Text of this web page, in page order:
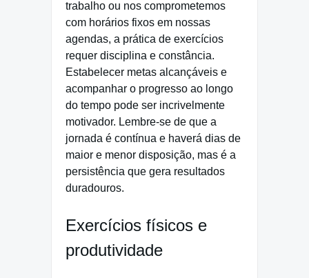
trabalho ou nos comprometemos
com horários fixos em nossas
agendas, a prática de exercícios
requer disciplina e constância.
Estabelecer metas alcançáveis e
acompanhar o progresso ao longo
do tempo pode ser incrivelmente
motivador. Lembre-se de que a
jornada é contínua e haverá dias de
maior e menor disposição, mas é a
persistência que gera resultados
duradouros.
Exercícios físicos e
produtividade